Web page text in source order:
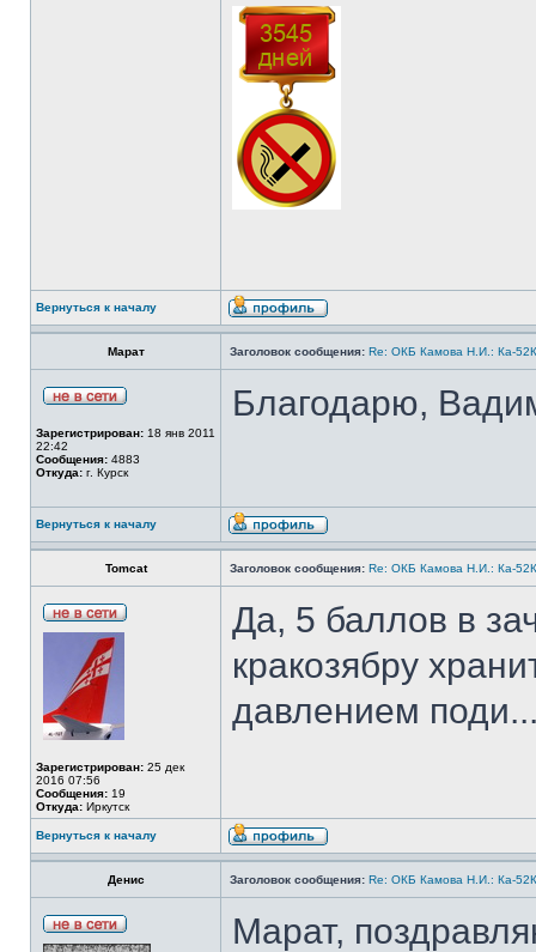
Вернуться к началу
Марат Заголовок сообщения: Re: ОКБ Камова Н.И.: Ка-
Зарегистрирован: 18 янв 2011
22:42
Сообщения: 4883
Откуда: г. Курск
Благодарю,
Вернуться к началу
Tomcat Заголовок сообщения: Re: ОКБ Камова Н.И.: Ка-
Зарегистрирован: 25 дек
2016 07:56
Сообщения: 19
Откуда: Иркутск
Да, 5 баллов в
кракозябру
давлением
Вернуться к началу
Денис Заголовок сообщения: Re: ОКБ Камова Н.И.: Ка-
Марат,